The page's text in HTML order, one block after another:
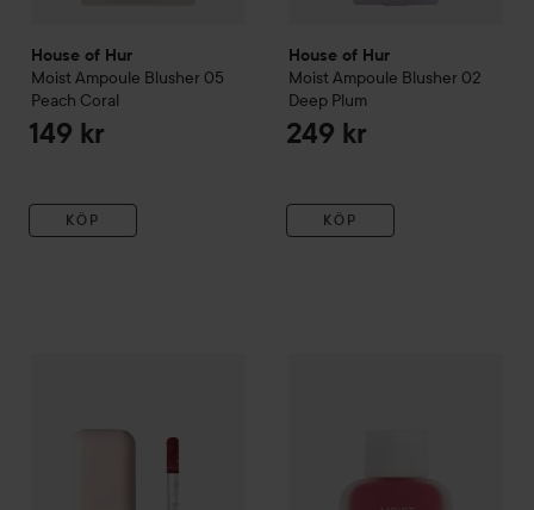
House of Hur
Moist Ampoule Blusher 05
Peach Coral
149 kr
KÖP
House of Hur
Moist Ampoule Blusher 02
Deep Plum
249 kr
KÖP